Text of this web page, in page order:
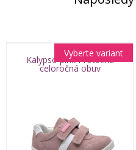
Kalypso pink Protetika
celoročná obuv
Vyberte variant